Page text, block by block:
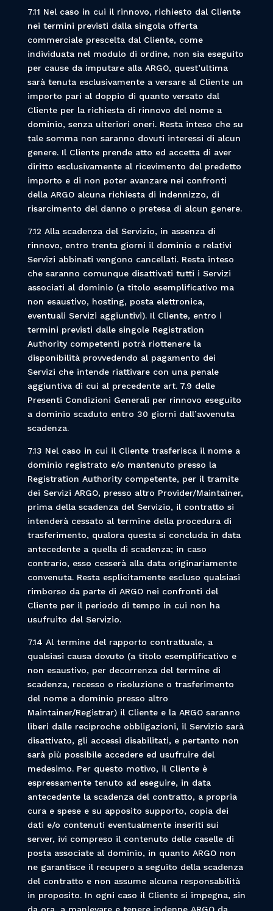
7.11 Nel caso in cui il rinnovo, richiesto dal Cliente
nei termini previsti dalla singola offerta
commerciale prescelta dal Cliente, come
individuata nel modulo di ordine, non sia eseguito
per cause da imputare alla ARGO, quest’ultima
sarà tenuta esclusivamente a versare al Cliente un
importo pari al doppio di quanto versato dal
Cliente per la richiesta di rinnovo del nome a
dominio, senza ulteriori oneri. Resta inteso che su
tale somma non saranno dovuti interessi di alcun
genere. Il Cliente prende atto ed accetta di aver
diritto esclusivamente al ricevimento del predetto
importo e di non poter avanzare nei confronti
della ARGO alcuna richiesta di indennizzo, di
risarcimento del danno o pretesa di alcun genere.
7.12 Alla scadenza del Servizio, in assenza di
rinnovo, entro trenta giorni il dominio e relativi
Servizi abbinati vengono cancellati. Resta inteso
che saranno comunque disattivati tutti i Servizi
associati al dominio (a titolo esemplificativo ma
non esaustivo, hosting, posta elettronica,
eventuali Servizi aggiuntivi). Il Cliente, entro i
termini previsti dalle singole Registration
Authority competenti potrà riottenere la
disponibilità provvedendo al pagamento dei
Servizi che intende riattivare con una penale
aggiuntiva di cui al precedente art. 7.9 delle
Presenti Condizioni Generali per rinnovo eseguito
a dominio scaduto entro 30 giorni dall’avvenuta
scadenza.
7.13 Nel caso in cui il Cliente trasferisca il nome a
dominio registrato e/o mantenuto presso la
Registration Authority competente, per il tramite
dei Servizi ARGO, presso altro Provider/Maintainer,
prima della scadenza del Servizio, il contratto si
intenderà cessato al termine della procedura di
trasferimento, qualora questa si concluda in data
antecedente a quella di scadenza; in caso
contrario, esso cesserà alla data originariamente
convenuta. Resta esplicitamente escluso qualsiasi
rimborso da parte di ARGO nei confronti del
Cliente per il periodo di tempo in cui non ha
usufruito del Servizio.
7.14 Al termine del rapporto contrattuale, a
qualsiasi causa dovuto (a titolo esemplificativo e
non esaustivo, per decorrenza del termine di
scadenza, recesso o risoluzione o trasferimento
del nome a dominio presso altro
Maintainer/Registrar) il Cliente e la ARGO saranno
liberi dalle reciproche obbligazioni, il Servizio sarà
disattivato, gli accessi disabilitati, e pertanto non
sarà più possibile accedere ed usufruire del
medesimo. Per questo motivo, il Cliente è
espressamente tenuto ad eseguire, in data
antecedente la scadenza del contratto, a propria
cura e spese e su apposito supporto, copia dei
dati e/o contenuti eventualmente inseriti sui
server, ivi compreso il contenuto delle caselle di
posta associate al dominio, in quanto ARGO non
ne garantisce il recupero a seguito della scadenza
del contratto e non assume alcuna responsabilità
in proposito. In ogni caso il Cliente si impegna, sin